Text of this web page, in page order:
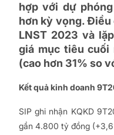
hợp với dự
hơn kỳ vọng. Điều
LNST 2023 và
giá mục tiêu cuối
(cao hơn 31% so
Kết quả kinh doanh
SIP ghi nhận KQKD
gần 4.800 tỷ đồng